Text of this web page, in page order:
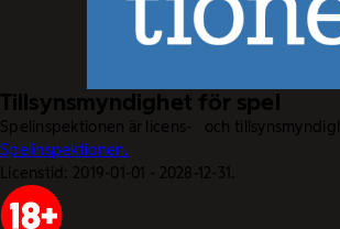
Tillsynsmyndighet för spel
Spelinspektionen är licens- och
Spelinspektionen.
Licenstid: 2019-01-01 - 2028-12-31.